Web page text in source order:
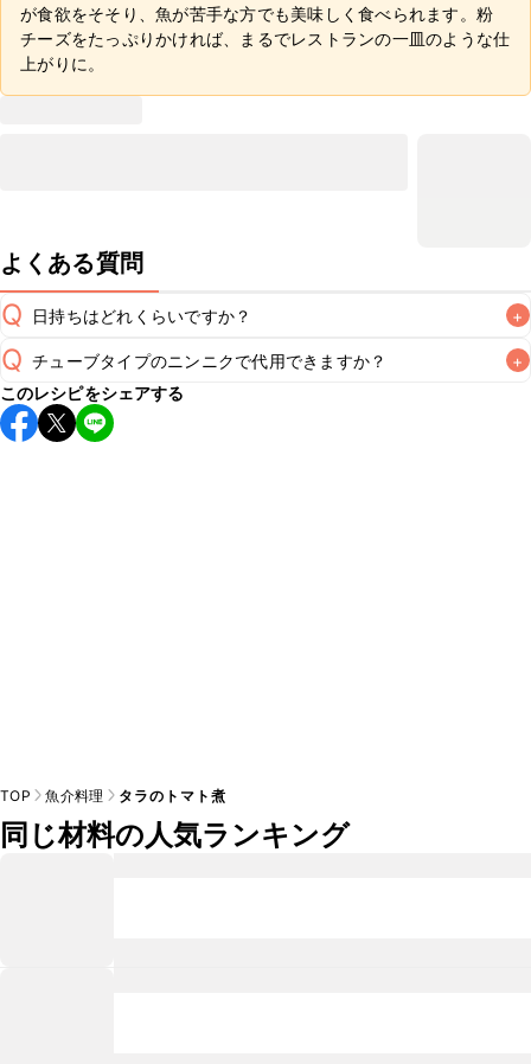
が食欲をそそり、魚が苦手な方でも美味しく食べられます。粉
チーズをたっぷりかければ、まるでレストランの一皿のような仕
上がりに。
よくある質問
Q 日持ちはどれくらいですか？ +
A
保存期間は冷蔵で翌日中が目安です。なるべくお早めにお召
し上がりください。
※日持ちは目安です。
Q チューブタイプのニンニクで代用できますか？ +
A
チューブタイプのニンニクを使用してもお作りいただけま
す。小さじ1を目安に加え、お好みの風味になるようご調節く
このレシピをシェアする
TOP 魚介料理 タラのトマト煮
同じ材料の人気ランキング